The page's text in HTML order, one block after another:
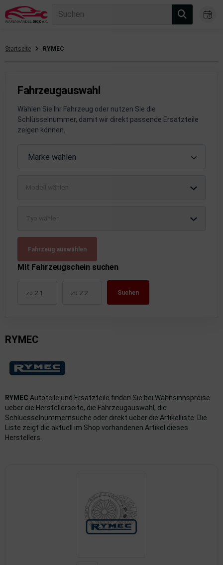
Suchen
Startseite RYMEC
Fahrzeugauswahl
Wählen Sie Ihr Fahrzeug oder nutzen Sie die
Schlüsselnummer, damit wir direkt passende Ersatzteile
zeigen können.
Marke wählen
Fahrzeug auswählen
Mit Fahrzeugschein suchen
Suchen
RYMEC
RYMEC Autoteile und Ersatzteile finden Sie bei Wahnsinnspreise
ueber die Herstellerseite, die Fahrzeugauswahl, die
Schluesselnummernsuche oder direkt ueber die Artikelliste. Die
Liste zeigt die aktuell im Shop vorhandenen Artikel dieses
Herstellers.
Anbauteile
Dämpfung
Lüftung